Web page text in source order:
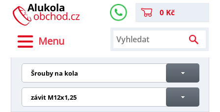
Menu
0 Kč
Šrouby na kola
závit M12x1,25